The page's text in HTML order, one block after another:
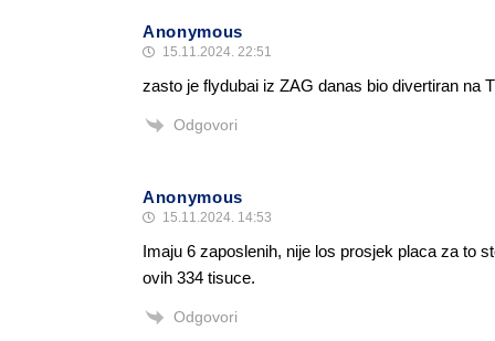
Anonymous
15.11.2024. 22:51
zasto je flydubai iz ZAG danas bio divertiran na
Odgovori
Anonymous
15.11.2024. 14:53
Imaju 6 zaposlenih, nije los prosjek placa za to
ovih 334 tisuce.
Odgovori